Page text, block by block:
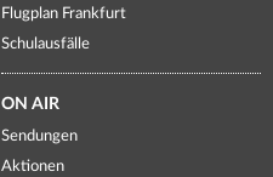
Flugplan Frankfurt
Schulausfälle
ON AIR
Sendungen
Aktionen